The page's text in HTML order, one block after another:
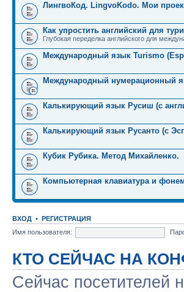
ЛингвоКод. LingvoKodo. Мои
Как упростить английский для
Глубокая переделка английского для
Международный язык Turismo
Международный нумерационный
Калькирующий язык Русиш (с
Калькирующий язык Русанто (с
Кубик Рубика. Метод Михайленко.
Компьютерная клавиатура и
ВХОД • РЕГИСТРАЦИЯ
Имя пользователя:
КТО СЕЙЧАС НА
Сейчас посетителей